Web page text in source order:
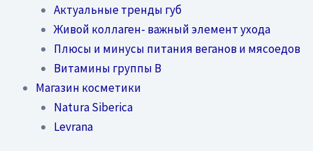
Актуальные тренды губ
Живой коллаген- важный элемент ухода
Плюсы и минусы питания веганов и мясоедов
Витамины группы В
Магазин косметики
Natura Siberica
Levrana